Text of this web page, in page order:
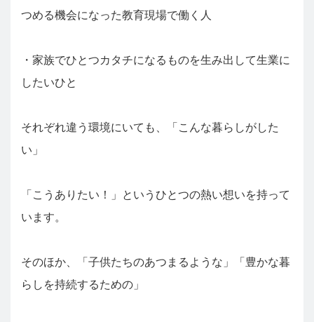
つめる機会になった教育現場で働く人
・家族でひとつカタチになるものを生み出して生業に
したいひと
それぞれ違う環境にいても、「こんな暮らしがした
い」
「こうありたい！」というひとつの熱い想いを持って
います。
そのほか、「子供たちのあつまるような」「豊かな暮
らしを持続するための」